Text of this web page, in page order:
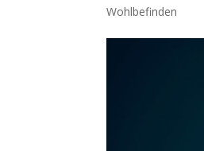
Wohlbefinden